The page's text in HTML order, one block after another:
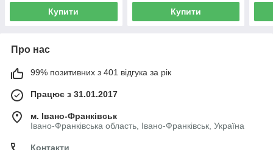
Купити Купити
Про нас
99% позитивних з 401 відгука за рік
Працює з 31.01.2017
м. Івано-Франківськ
Івано-Франківська область, Івано-Франківськ, Україна
Контакти